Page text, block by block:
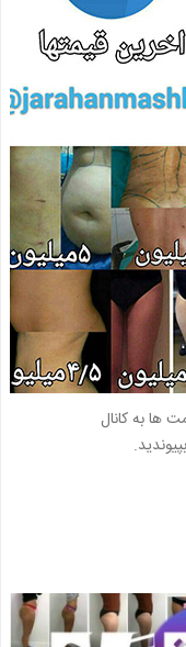
ها به کانال